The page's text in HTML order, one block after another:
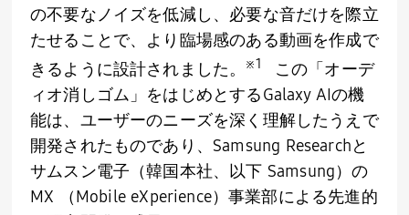
の不要なノイズを低減し、必要な音だけを際立
たせることで、より臨場感のある動画を作成で
きるように設計されました。
※1
この「オーデ
ィオ消しゴム」をはじめとするGalaxy AIの機
能は、ユーザーのニーズを深く理解したうえで
開発されたものであり、 Samsung Researchと
サムスン電子（韓国本社、以下 Samsung）の
MX （Mobile eXperience）事業部による先進的